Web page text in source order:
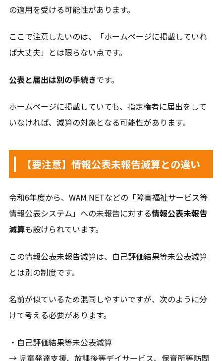
の適用を受ける可能性があります。
ここで注意したいのは、「ホームページに掲載していれ
ば大丈夫」とは限らない点です。
公表と届出は別の手続きです。
ホームページに掲載していても、指定権者に届出をして
いなければ、減算の対象となる可能性があります。
【要注意】情報公表未報告減算との違い
令和6年度から、WAM NETなどの「障害福祉サービス等
情報公表システム」への未報告に対する情報公表未報告
減算も設けられています。
この情報公表未報告減算は、自己評価結果等未公表減算
とは別の制度です。
名前が似ているため混同しやすいですが、次のように分
けて考える必要があります。
・自己評価結果等未公表減算
→ 児童発達支援、放課後等デイサービス、保育所等訪問